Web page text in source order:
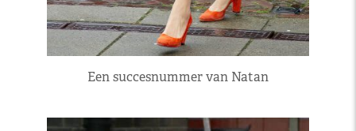
Een succesnummer van Natan